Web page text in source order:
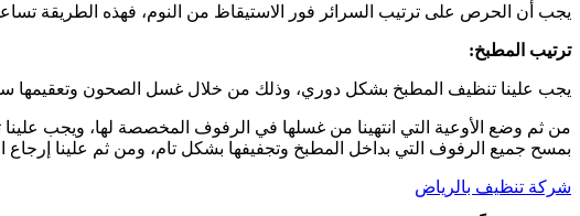
يجب أن الحرص على ترتيب السرائر فور الاستيقاظ من النوم، فهذه الطريقة
ترتيب المطبخ:
يجب علينا تنظيف المطبخ بشكل دوري، وذلك من خلال غسل الصحون وتعقيمها
من ثم وضع الأوعية التي انتهينا من غسلها في الرفوف المخصصة لها، ويجب
بمسح جميع الرفوف التي بداخل المطبخ وتجفيفها بشكل تام، ومن ثم علينا إرجاع
شركة تنظيف بالرياض